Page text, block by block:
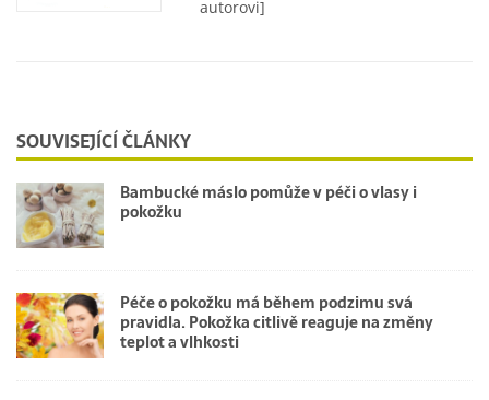
autorovi]
SOUVISEJÍCÍ ČLÁNKY
Bambucké máslo pomůže v péči o vlasy i
pokožku
Péče o pokožku má během podzimu svá
pravidla. Pokožka citlivě reaguje na změny
teplot a vlhkosti